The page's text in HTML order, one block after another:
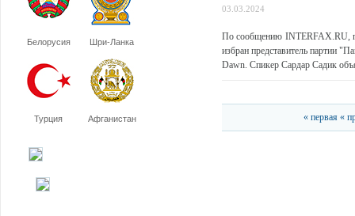
Белорусия Шри-Ланка
Турция Афганистан
03.03.2024
По сообщению INTERFAX.RU,
избран представитель партии
Dawn. Спикер Сардар Садик
« первая «